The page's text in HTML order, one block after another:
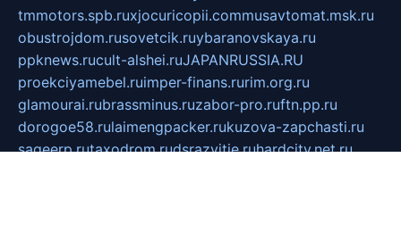
tmmotors.spb.ruxjocuricopii.commusavtomat.msk.ru
obustrojdom.rusovetcik.ruybaranovskaya.ru
ppknews.rucult-alshei.ruJAPANRUSSIA.RU
proekciyamebel.ruimper-finans.rurim.org.ru
glamourai.rubrassminus.ruzabor-pro.ruftn.pp.ru
dorogoe58.rulaimengpacker.rukuzova-zapchasti.ru
sageerp.rutaxodrom.rudsrazvitie.ruhardcity.net.ru